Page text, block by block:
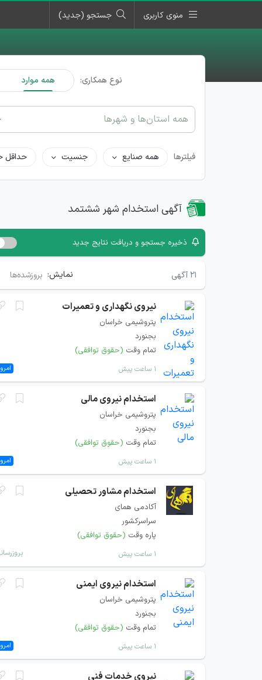
منوی کاربری جستجو (جدید)
نوع همکاری: همه موارد
همه استان‌ها و شهرها
فیلترها همه صنایع جنسیت حداقل
آگهی استخدام شهر ششتمد
ذخیره جستجو و دریافت نتایج جدید
۲۱ آگهی نمایش: بروزشده‌ها
نیروی نگهداری و تعمیرات
پتروشیمی خراسان
بجنورد
تمام وقت (حقوق توافقی)
۱ ساعت پیش
استخدام نیروی مالی
پتروشیمی خراسان
بجنورد
تمام وقت (حقوق توافقی)
۱ ساعت پیش
استخدام مشاور تحصیلی
آکادمی همای
سراسرکشور
پاره وقت (حقوق توافقی)
۱ ساعت پیش
استخدام نیروی ایمنی
پتروشیمی خراسان
بجنورد
تمام وقت (حقوق توافقی)
۱ ساعت پیش
نیروی خدمات فنی